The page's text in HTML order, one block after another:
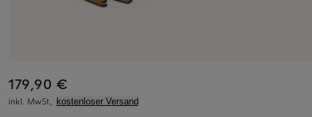
179,90 €
inkl. MwSt., kostenloser Versand